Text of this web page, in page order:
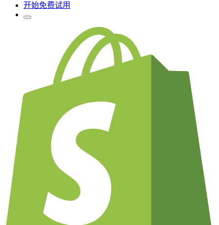
开始免费试用